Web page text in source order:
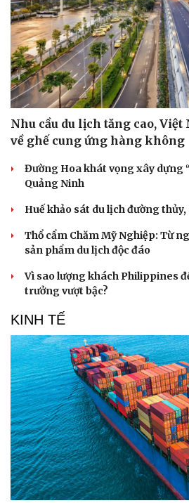
Văn hóa
Sân khấu - Điện ảnh
Văn học
Âm nhạc
Di sản
Nhu cầu du lịch tăng cao, Việt
về ghế cung ứng hàng không
Đường Hoa khát vọng xây dựng
Quảng Ninh
Huế khảo sát du lịch đường
Thổ cẩm Chăm Mỹ Nghiệp: Từ
sản phẩm du lịch độc đáo
Vì sao lượng khách Philippines
trưởng vượt bậc?
KINH TẾ